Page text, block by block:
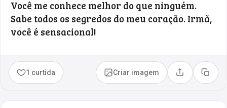
Você me conhece melhor do que ninguém.
Sabe todos os segredos do meu coração. Irmã,
você é sensacional!
1 curtida Criar imagem Compartilhar
Copiar